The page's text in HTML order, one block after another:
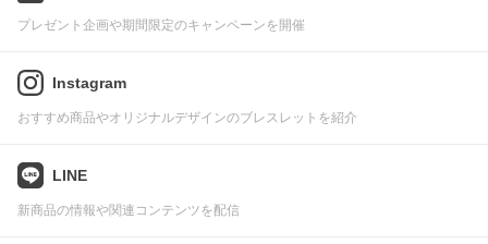
プレゼント企画や期間限定のキャンペーンを開催
Instagram
おすすめ商品やオリジナルデザインのブレスレットを紹介
LINE
新商品の情報や関連コンテンツを配信